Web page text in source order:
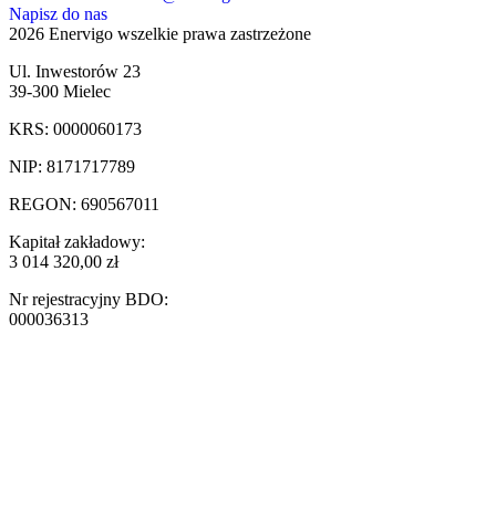
Napisz do nas
2026 Enervigo wszelkie prawa zastrzeżone
Ul. Inwestorów 23
39-300 Mielec
KRS: 0000060173
NIP: 8171717789
REGON: 690567011
Kapitał zakładowy:
3 014 320,00 zł
Nr rejestracyjny BDO:
000036313